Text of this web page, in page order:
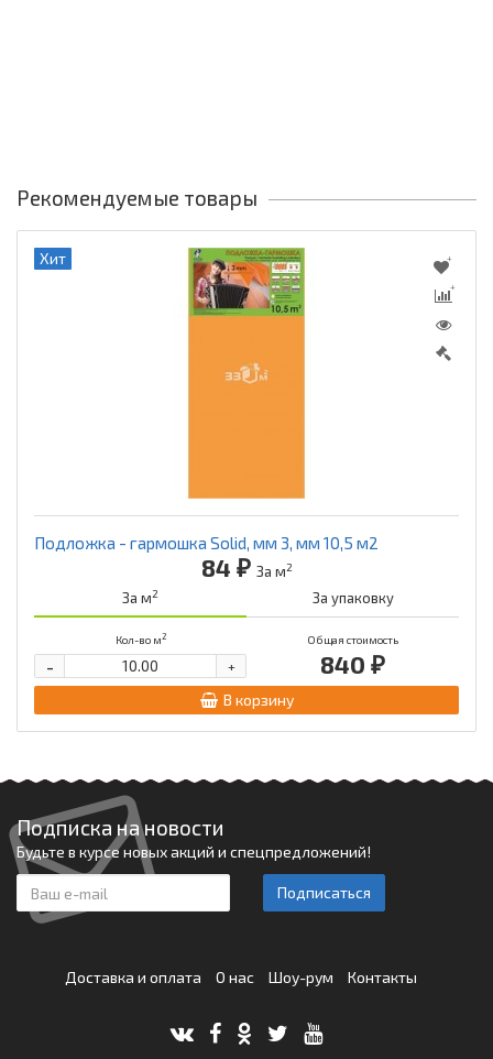
Рекомендуемые товары
Хит
Подложка - гармошка Solid, мм 3, мм 10,5 м2
84 ₽ За м2
За м2 За упаковку
Кол-во м2 Общая стоимость
840 ₽
+
-
В корзину
Подписка на новости
Будьте в курсе новых акций и спецпредложений!
Подписаться
Доставка и оплата О нас Шоу-рум Контакты